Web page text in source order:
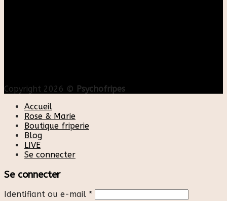
Copyright 2026 © Psychofripes
Accueil
Rose & Marie
Boutique friperie
Blog
LIVE
Se connecter
Se connecter
Identifiant ou e-mail *